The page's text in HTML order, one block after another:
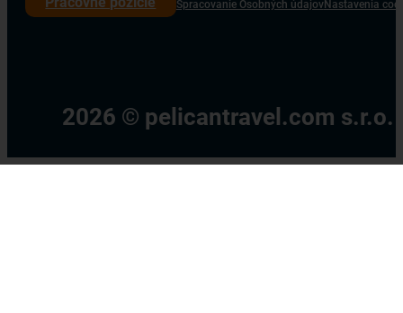
Spracovanie Osobných údajovNastavenia
2026 © pelicantravel.com s.r.o.